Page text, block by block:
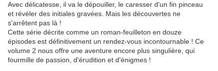
Avec délicatesse, il va le dépouiller, le caresser d'un fin pinceau
et révéler des initiales gravées. Mais les découvertes ne
s'arrêtent pas là !
Cette série décrite comme un roman-feuilleton en douze
épisodes est définitivement un rendez-vous incontournable ! Ce
volume 2 nous offre une aventure encore plus singulière, qui
fourmille de passion, d'érudition et d'énigmes !